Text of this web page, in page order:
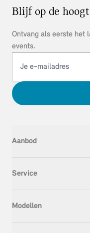
Blijf op de
Ontvang als eerste het
events.
Aanbod
Occasion
Service
Onderhoud & Reparatie
Modellen